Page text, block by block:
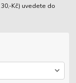
Kč) uvedete do